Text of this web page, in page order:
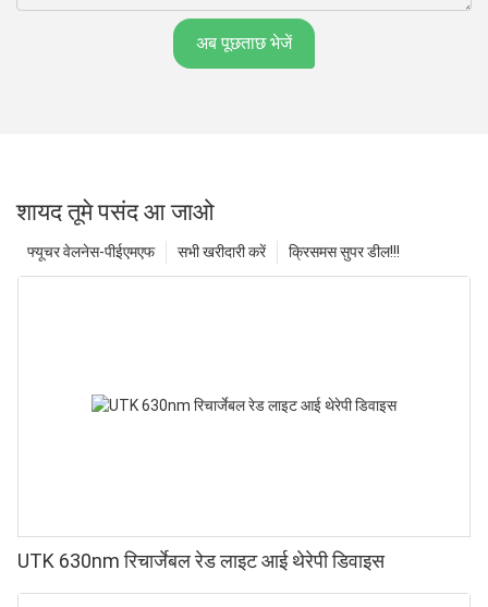
अब पूछताछ भेजें
शायद तूमे पसंद आ जाओ
क्रिसमस सुपर डील!!!
सभी खरीदारी करें
फ्यूचर वेलनेस-पीईएमएफ
UTK 630nm रिचार्जेबल रेड लाइट आई थेरेपी डिवाइस